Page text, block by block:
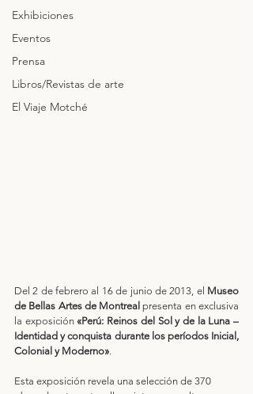
Exhibiciones
Eventos
Prensa
Libros/Revistas de arte
El Viaje Motché
Del 2 de febrero al 16 de junio de 2013, el Museo
de Bellas Artes de Montreal presenta en exclusiva
la exposición «Perú: Reinos del Sol y de la Luna –
Identidad y conquista durante los períodos Inicial,
Colonial y Moderno».
Esta exposición revela una selección de 370